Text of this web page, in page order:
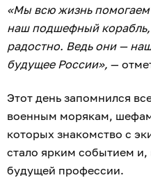
«Мы всю жизнь
наш подшефный
радостно. Ведь они —
будущее России», —
Этот день запомнился
военным морякам,
которых знакомство с
стало ярким событием
будущей профессии.